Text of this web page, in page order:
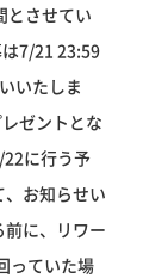
とさせてい
7/21 23:59
いたしま
ゼントとな
に行う予
お知らせい
に、リワー
っていた場